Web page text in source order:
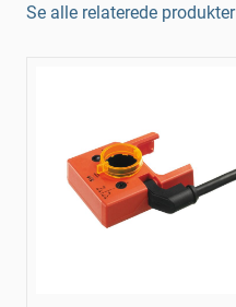
Se alle relaterede produkter